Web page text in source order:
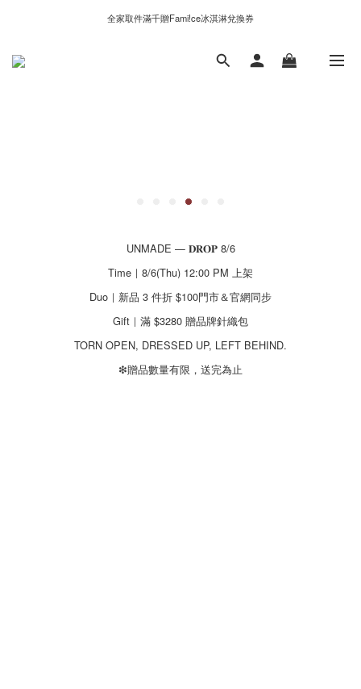
新自製款系列首批限時優惠｜單件95折，任兩件9折
全家取件滿千贈Fami!ce冰淇淋兌換券
新自製款系列首批限時優惠｜單件95折，任兩件9折
UNMADE — 𝐃𝐑𝐎𝐏 8/6
Time｜8/6(Thu) 12:00 PM 上架
Duo｜新品 3 件折 $100門市＆官網同步
Gift｜滿 $3280 贈品牌針織包
TORN OPEN, DRESSED UP, LEFT BEHIND.
❇贈品數量有限，送完為止